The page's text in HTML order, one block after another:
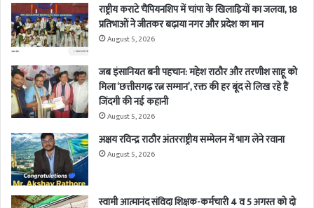
राष्ट्रीय कराटे चैंपियनशिप में चांपा के खिलाड़ियों का जलवा, 18
प्रतिभाओं ने जीतकर बढ़ाया नगर और प्रदेश का मान
August 5, 2026
जब इंसानियत बनी पहचान: महेश राठौर और तरणीश साहू को
मिला ‘छत्तीसगढ़ रत्न सम्मान’, रक्त की हर बूंद से लिख रहे हैं
जिंदगी की नई कहानी
August 5, 2026
अक्षय रविन्द्र राठौर अंतरराष्ट्रीय सम्मेलन में भाग लेने रवाना
August 5, 2026
स्वामी आत्मानंद संविदा शिक्षक-कर्मचारी 4 व 5 अगस्त को दो